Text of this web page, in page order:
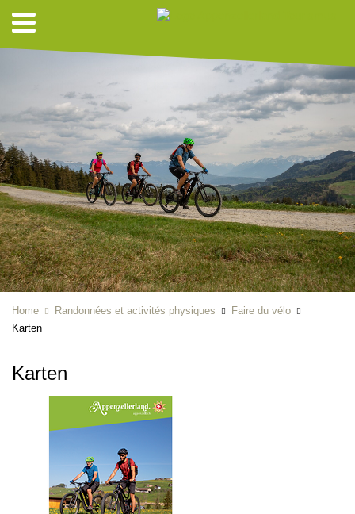
Home Randonnées et activités physiques
Faire du vélo
Karten
Karten